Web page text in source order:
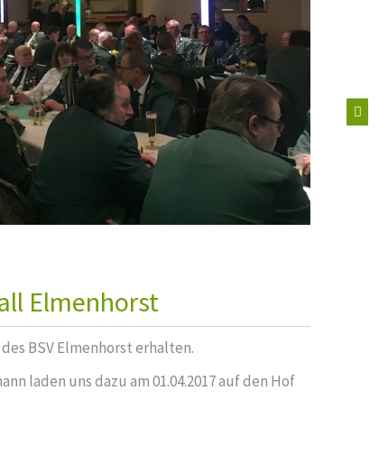
Elmenhorst
BSV Elmenhorst erhalten.
laden uns dazu am 01.04.2017 auf den Hof